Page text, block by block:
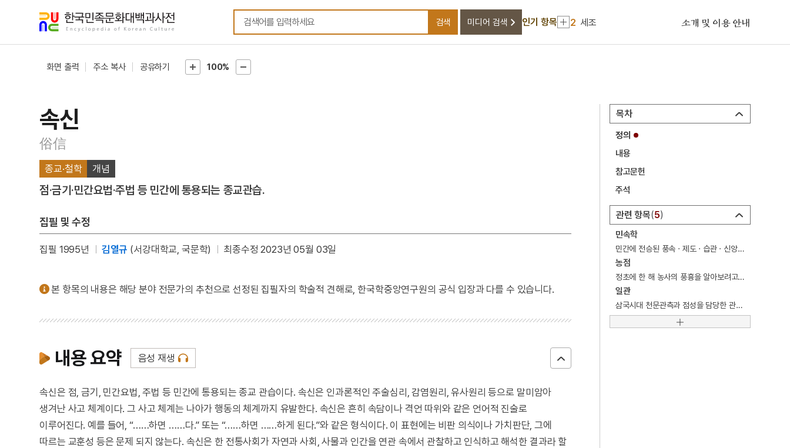
검색어를 입력하세요
검색 미디어 검색 인기 항목
2 세조
금성대군
8
9
소개 및 이용 안내
화면 출력 주소 복사 공유하기 100%
목차
정의
내용
참고문헌
주석
관련 항목 5
민속학
민간에 전승된 풍속 · 제도 · 습관 · 신앙 등을 조사하고 기록하여 민족의 전통적 문화를 구명하려는 학문.
농점
정초에 한 해 농사의 풍흉을 알아보려고 치는 점술. 농사점.
일관
삼국시대 천문관측과 점성을 담당한 관원.
속신
俗信
종교·철학 개념
점·금기·민간요법·주법 등 민간에 통용되는 종교관습.
집필 및 수정
집필 1995년 김열규 (서강대학교, 국문학) 최종수정 2023년 05월 03일
본 항목의 내용은 해당 분야 전문가의 추천으로 선정된 집필자의 학술적 견해로, 한국학중앙연구원의 공식 입장과 다를 수 있습니다.
내용 요약 음성 재생
속신은 점, 금기, 민간요법, 주법 등 민간에 통용되는 종교 관습이다. 속신은 인과론적인 주술심리, 감염원리, 유사원리 등으로 말미암아
생겨난 사고 체계이다. 그 사고 체계는 나아가 행동의 체계까지 유발한다. 속신은 흔히 속담이나 격언 따위와 같은 언어적 진술로
이루어진다. 예를 들어, “……하면 ……다.” 또는 “……하면 ……하게 된다.”와 같은 형식이다. 이 표현에는 비판 의식이나 가치판단, 그에
따르는 교훈성 등은 문제 되지 않는다. 속신은 한 전통사회가 자연과 사회, 사물과 인간을 연관 속에서 관찰하고 인식하고 해석한 결과라 할